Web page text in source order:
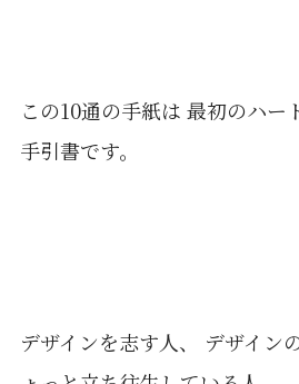
この10通の手紙は 最初のハー
手引書です。
デザインを志す人、 デザイン